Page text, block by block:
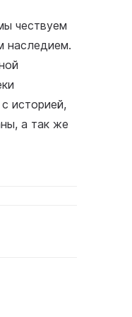
чествуем
наследием.
историей,
а так же